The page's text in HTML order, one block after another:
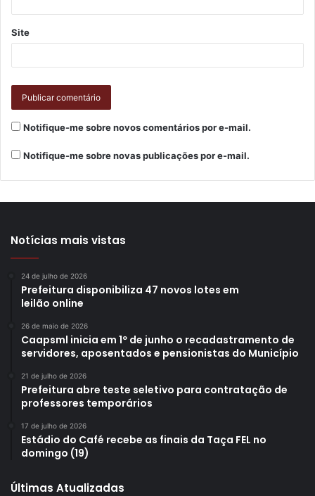
Site
Notifique-me sobre novos comentários por e-mail.
Notifique-me sobre novas publicações por e-mail.
Notícias mais vistas
24 de julho de 2026
Prefeitura disponibiliza 47 novos lotes em
leilão online
26 de maio de 2026
Caapsml inicia em 1º de junho o recadastramento de
servidores, aposentados e pensionistas do Município
21 de julho de 2026
Prefeitura abre teste seletivo para contratação de
professores temporários
17 de julho de 2026
Estádio do Café recebe as finais da Taça FEL no
domingo (19)
Últimas Atualizadas